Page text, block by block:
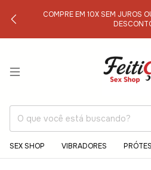
COMPRE EM 10X SEM JUROS
SEX SHOP VIBRADORES